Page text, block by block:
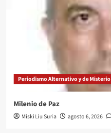
Periodismo Alternativo y de Misterio
Milenio de Paz
Miski Liu Suria agosto 6, 2026